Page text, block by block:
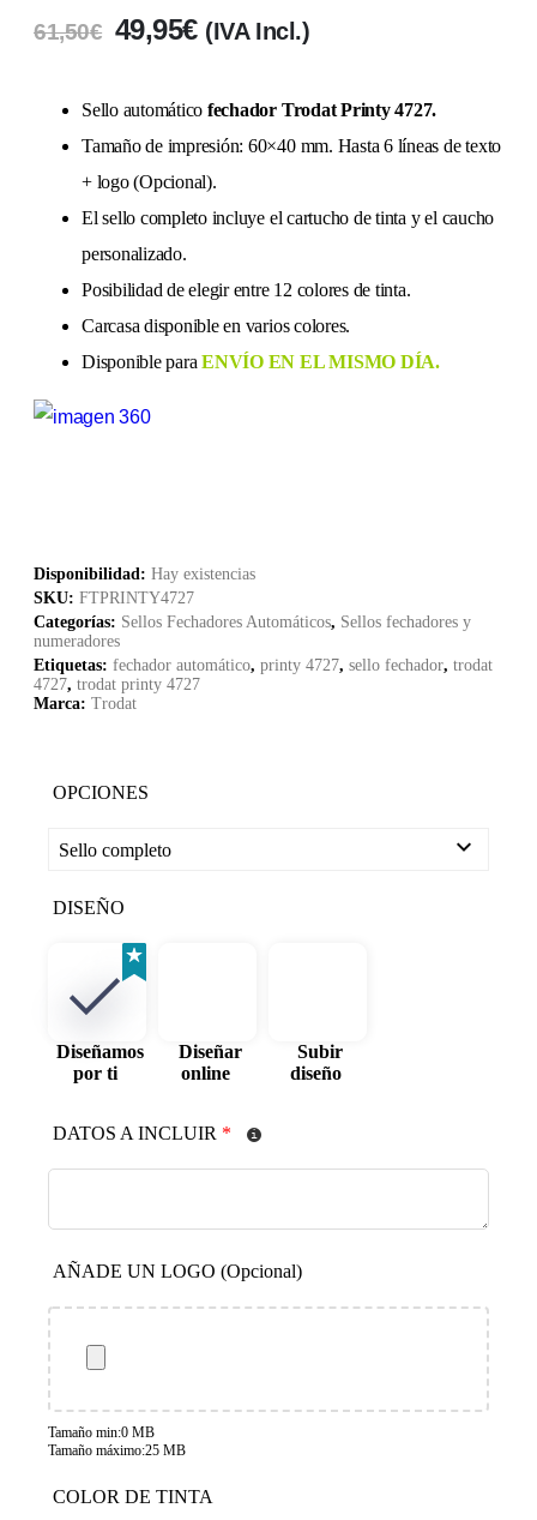
61,50€ 49,95€ (IVA Incl.)
Sello automático fechador Trodat Printy 4727.
Tamaño de impresión: 60×40 mm. Hasta 6 líneas de texto
+ logo (Opcional).
El sello completo incluye el cartucho de tinta y el caucho
personalizado.
Posibilidad de elegir entre 12 colores de tinta.
Carcasa disponible en varios colores.
Disponible paraENVÍO EN EL MISMO DÍA.
Disponibilidad: Hay existencias
SKU: FTPRINTY4727
Categorías: Sellos Fechadores Automáticos, Sellos fechadores y
numeradores
Etiquetas: fechador automático, printy 4727, sello fechador, trodat
4727, trodat printy 4727
Marca: Trodat
OPCIONES
Sello completo
DISEÑO
Diseñamos
por ti
Diseñar
online
Subir
diseño
DATOS A INCLUIR *
AÑADE UN LOGO (Opcional)
Tamaño min:0 MB
Tamaño máximo:25 MB
COLOR DE TINTA